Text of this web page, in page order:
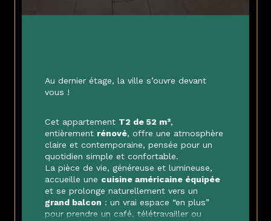
Au dernier étage, la ville s’ouvre devant
vous !
Cet appartement T2 de 52 m²,
entièrement rénové, offre une atmosphère
claire et contemporaine, pensée pour un
quotidien simple et confortable.
La pièce de vie, généreuse et lumineuse,
accueille une cuisine américaine équipée
et se prolonge naturellement vers un
grand balcon : un vrai espace “en plus”
pour prendre un café, télétravailler ou